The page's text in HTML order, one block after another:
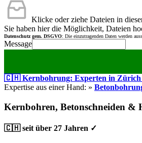
Klicke oder ziehe Dateien in
Sie haben hier die Möglichkeit, Dateien
Datenschutz gem. DSGVO: Die einzutragenden Daten werden
Message
🇨🇭 Kernbohrung: Experten in Zürich
Expertise aus einer Hand: »
Kernbohren, Betonschneiden
🇨🇭 seit über 27 Jahren ✓